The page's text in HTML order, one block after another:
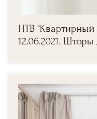
НТВ "Квартирный
12.06.2021.